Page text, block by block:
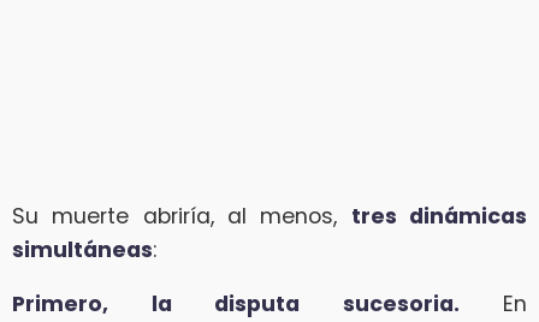
Su muerte abriría, al menos, tres dinámicas
simultáneas:
Primero, la disputa sucesoria. En